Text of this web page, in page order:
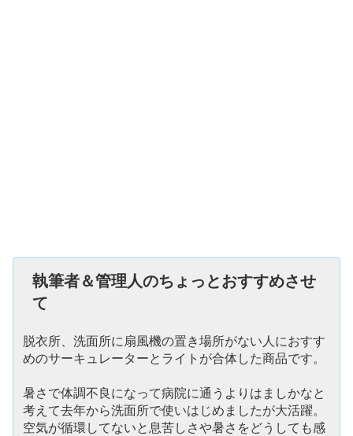
執筆者＆管理人のちょっとおすすめさせ
て
脱衣所、洗面所に扇風機の置き場所がない人におすす
めのサーキュレーターとライトが合体した商品です。
暑さで体調不良になって病院に通うよりはましかなと
考えて去年から洗面所で使いはじめましたが大活躍。
空気が循環してないと息苦しさや暑さをどうしても感